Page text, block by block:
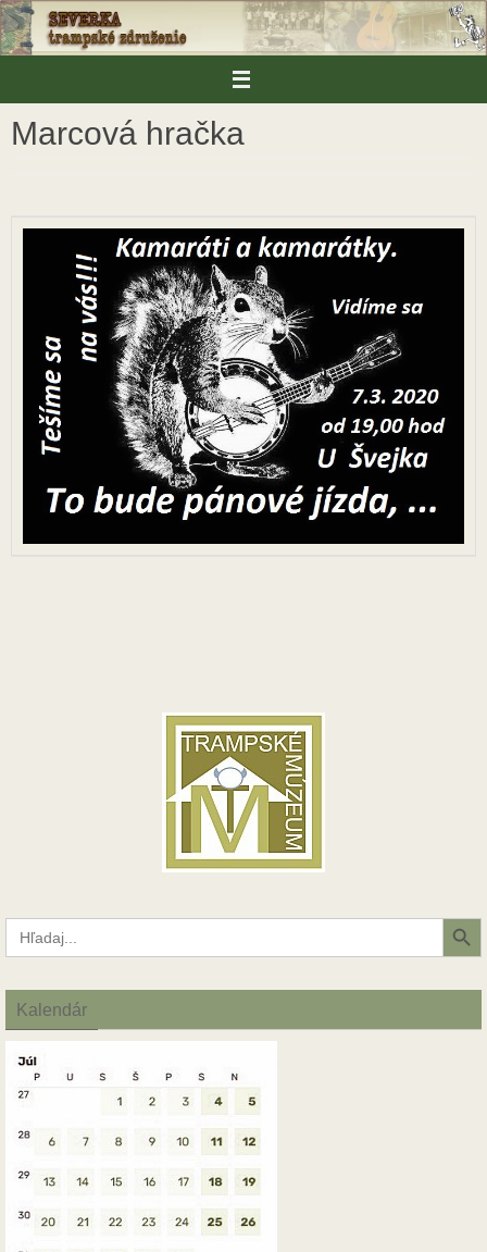
Skip
to
content
Marcová hračka
Search
for:
Search Button
Kalendár